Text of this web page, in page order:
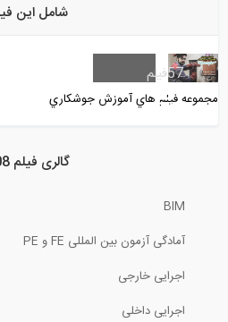
29:39
ارزیابی یک سازه
نصب و اجرای لوله
شامل این
مجموعه فيلم هاي آموزش جوشكاري
57فیلم
گالری فیلم 808
BIM
آمادگی آزمون بین المللی FE و PE
اجرایی خارجی
اجرایی داخلی